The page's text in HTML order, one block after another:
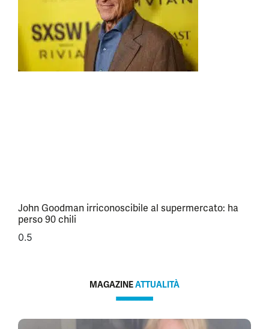
John Goodman irriconoscibile al supermercato: ha
perso 90 chili
MAGAZINEATTUALITÀ